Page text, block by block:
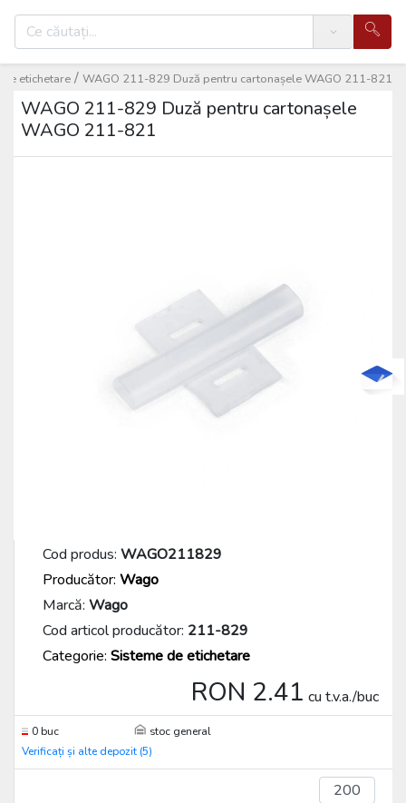
Search
WAGO 211-829 Duză pentru cartonașele WAGO 211-821
/
de etichetare
WAGO 211-829 Duză pentru cartonașele
WAGO 211-821
Cod produs: WAGO211829
Producător: Wago
Marcă: Wago
Cod articol producător: 211-829
Categorie: Sisteme de etichetare
RON 2.41 cu t.v.a./buc
0 buc
stoc general
Verificați și alte depozit (5)